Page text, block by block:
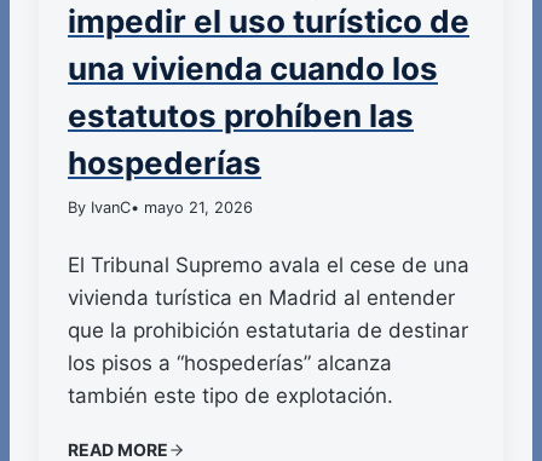
impedir el uso turístico de
una vivienda cuando los
estatutos prohíben las
hospederías
By IvanC• mayo 21, 2026
El Tribunal Supremo avala el cese de una
vivienda turística en Madrid al entender
que la prohibición estatutaria de destinar
los pisos a “hospederías” alcanza
también este tipo de explotación.
READ MORE